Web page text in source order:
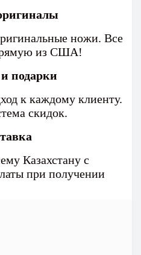
ножи. Все
из США!
подарки
к каждому клиенту.
скидок.
Казахстану с
при получении